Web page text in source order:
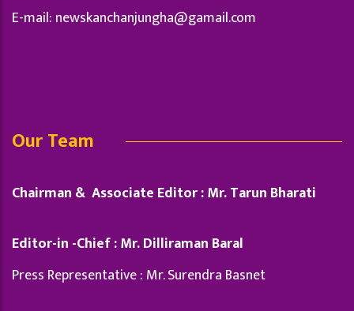
E-mail: newskanchanjungha@gamail.com
Our Team
Chairman & Associate Editor : Mr. Tarun Bharati
Editor-in -Chief : Mr. Dilliraman Baral
Press Representative : Mr. Surendra Basnet